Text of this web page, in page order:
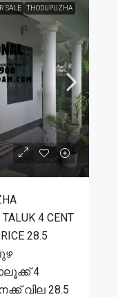
SALE THODUPUZHA
4 CENT
28.5
4
വില 28.5